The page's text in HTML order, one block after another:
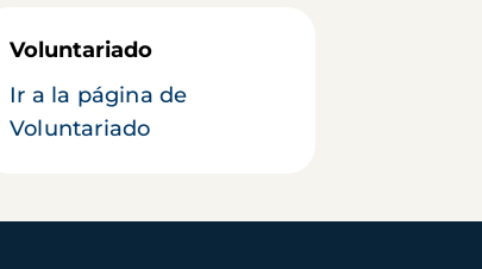
Voluntariado
Ir a la página de
Voluntariado